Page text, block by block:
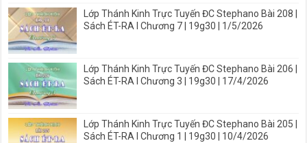
Lớp Thánh Kinh Trực Tuyến ĐC Stephano Bài 208 |
Sách ÉT-RA I Chương 7 | 19g30 | 1/5/2026
Lớp Thánh Kinh Trực Tuyến ĐC Stephano Bài 206 |
Sách ÉT-RA I Chương 3 | 19g30 | 17/4/2026
Lớp Thánh Kinh Trực Tuyến ĐC Stephano Bài 205 |
Sách ÉT-RA I Chương 1 | 19g30 | 10/4/2026